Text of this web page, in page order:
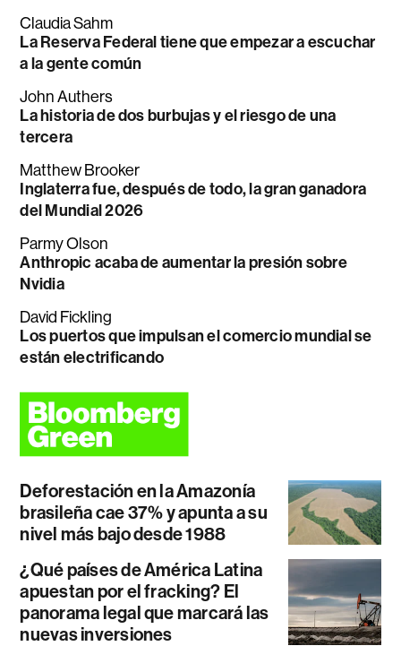
Claudia Sahm
La Reserva Federal tiene que empezar a escuchar
a la gente común
John Authers
La historia de dos burbujas y el riesgo de una
tercera
Matthew Brooker
Inglaterra fue, después de todo, la gran ganadora
del Mundial 2026
Parmy Olson
Anthropic acaba de aumentar la presión sobre
Nvidia
David Fickling
Los puertos que impulsan el comercio mundial se
están electrificando
Deforestación en la Amazonía
brasileña cae 37% y apunta a su
nivel más bajo desde 1988
¿Qué países de América Latina
apuestan por el fracking? El
panorama legal que marcará las
nuevas inversiones